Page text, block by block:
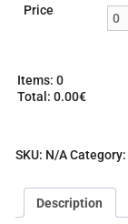
Price
Items: 0
Total : 0.00€
e
SKU: N/ACategory:
Description